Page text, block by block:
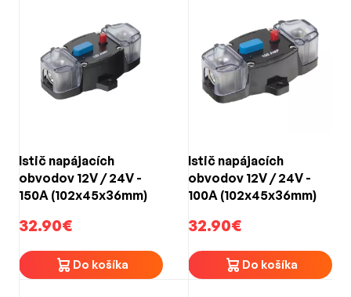
Istič napájacích
obvodov 12V / 24V -
150A (102x45x36mm)
32.90€
Do košíka
Istič napájacích
obvodov 12V / 24V -
100A (102x45x36mm)
32.90€
Do košíka